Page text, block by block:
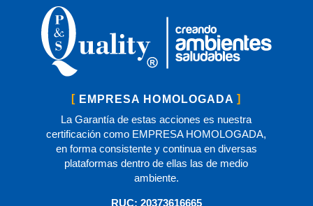
EMPRESA HOMOLOGADA
La Garantía de estas acciones es nuestra
certificación como EMPRESA HOMOLOGADA,
en forma consistente y continua en diversas
plataformas dentro de ellas las de medio
ambiente.
RUC: 20373616665